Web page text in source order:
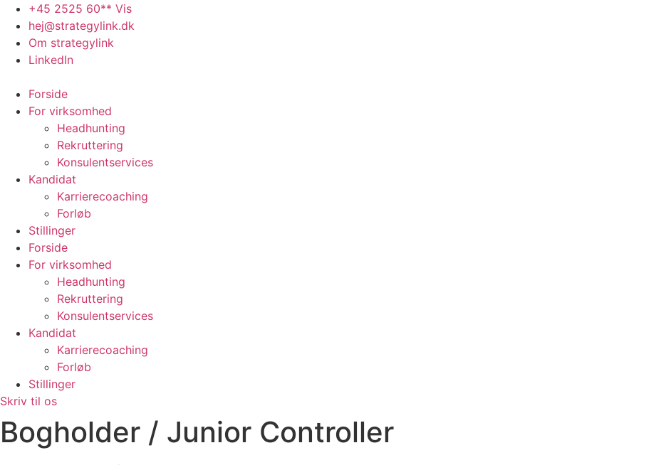
Videre
indhold
+45 2525 60** Vis
hej@strategylink.dk
Om strategylink
LinkedIn
Forside
For virksomhed
Headhunting
Rekruttering
Konsulentservices
Kandidat
Karrierecoaching
Forløb
Stillinger
Forside
For virksomhed
Headhunting
Rekruttering
Konsulentservices
Kandidat
Karrierecoaching
Forløb
Stillinger
Skriv til os
Bogholder / Junior Controller